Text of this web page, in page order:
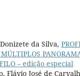
da Silva,
– edição especial
Flávio José de